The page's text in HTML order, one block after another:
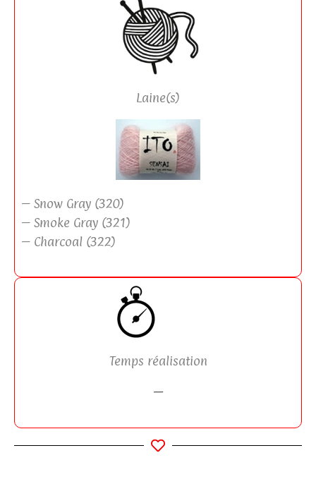
Laine(s)
– Snow Gray (320)
– Smoke Gray (321)
– Charcoal (322)
Temps réalisation
—